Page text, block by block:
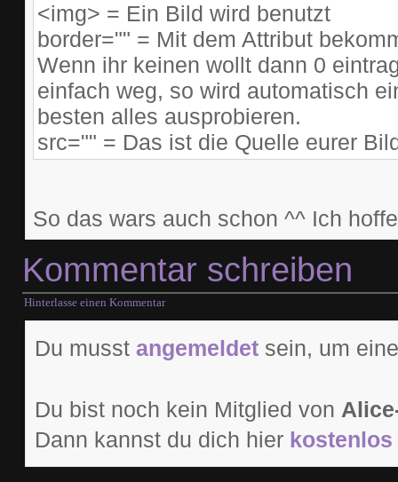
<img> = Ein Bild wird benutzt
border="" = Mit dem Attribut
Wenn ihr keinen wollt dann 0
einfach weg, so wird automatisch
besten alles ausprobieren.
src="" = Das ist die Quelle eurer
So das wars auch schon ^^ Ich
Kommentar schreiben
Hinterlasse einen Kommentar
Du musst angemeldet sein, um
Du bist noch kein Mitglied von
Dann kannst du dich hier